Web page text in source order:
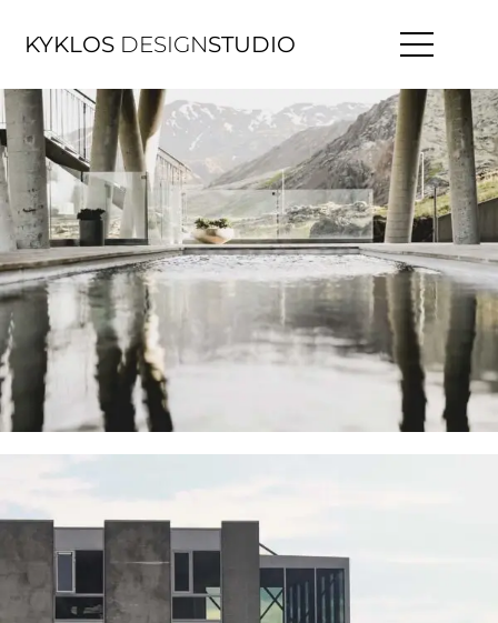
KYKLOS DESIGNSTUDIO